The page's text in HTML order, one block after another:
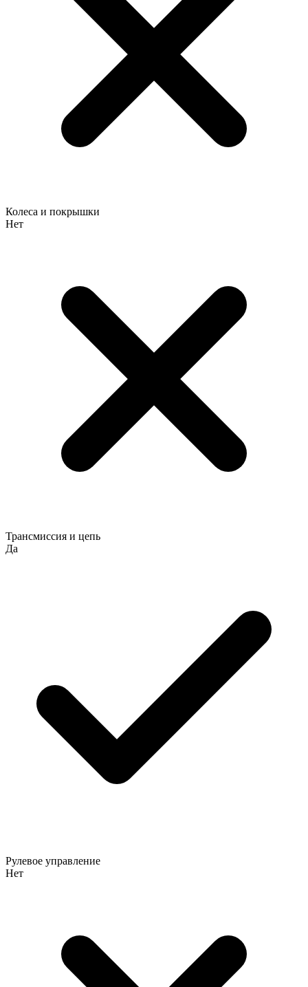
Колеса и покрышки
Нет
Трансмиссия и цепь
Да
Рулевое управление
Нет